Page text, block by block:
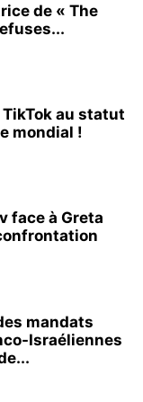
de « The
TikTok au statut
mondial !
face à Greta
mandats
Israéliennes